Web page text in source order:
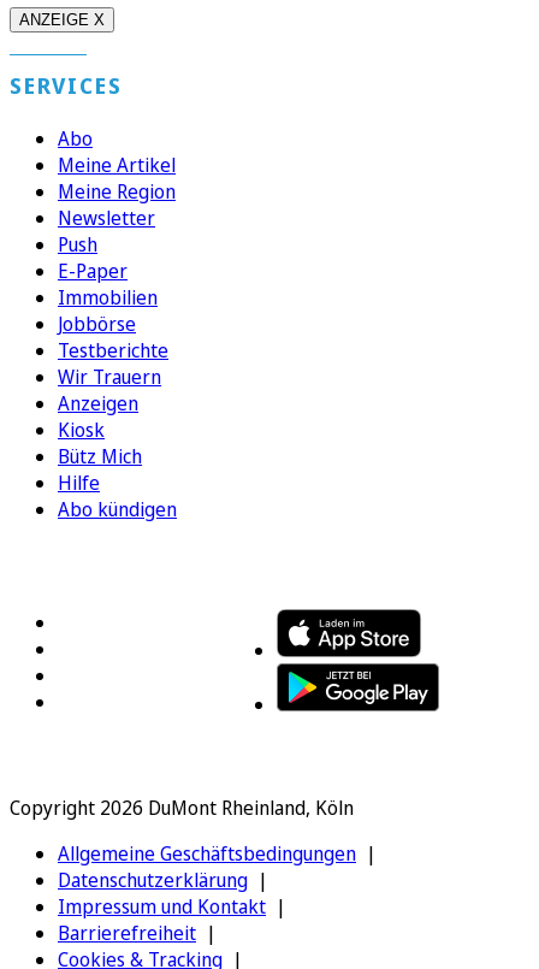
ANZEIGE X
SERVICES
Abo
Meine Artikel
Meine Region
Newsletter
Push
E-Paper
Immobilien
Jobbörse
Testberichte
Wir Trauern
Anzeigen
Kiosk
Bütz Mich
Hilfe
Abo kündigen
Copyright 2026 DuMont Rheinland, Köln
Allgemeine Geschäftsbedingungen
Datenschutzerklärung
Impressum und Kontakt
Barrierefreiheit
Cookies & Tracking